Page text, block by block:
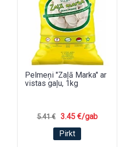
Pelmeņi "Zaļā Marka" ar
vistas gaļu, 1kg
5.41 €
3.45 €/gab
Pirkt